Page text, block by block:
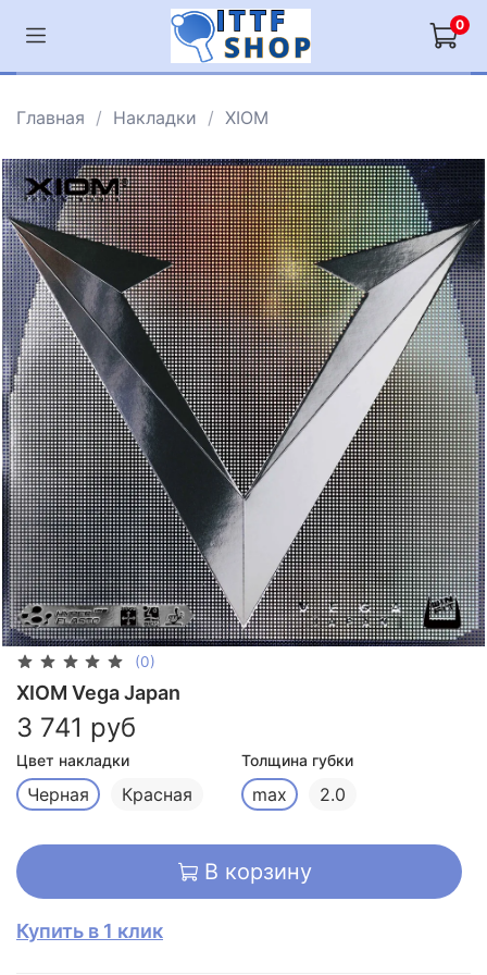
0
Главная Накладки XIOM
(0)
XIOM Vega Japan
3 741 руб
Цвет накладки
Черная Красная
Толщина губки
max 2.0
В корзину
Купить в 1 клик